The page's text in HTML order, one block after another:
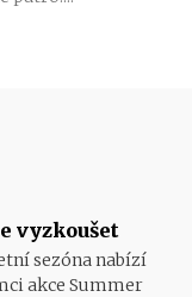
vyzkoušet
sezóna nabízí
akce Summer